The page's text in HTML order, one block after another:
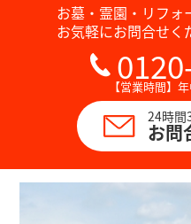
お墓・霊園・リフォ
お気軽にお問合せく
【営業時間】
24時間
お問